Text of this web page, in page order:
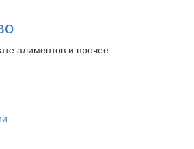
алиментов и прочее